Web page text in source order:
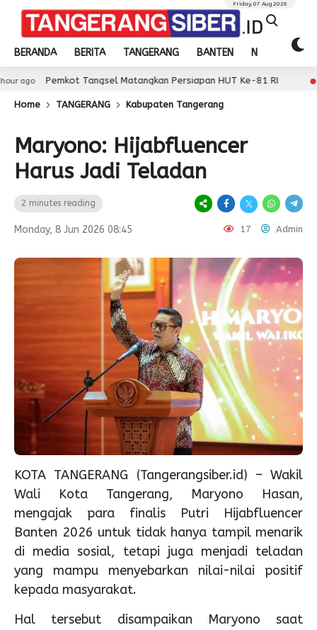
BERANDA BERITA TANGERANG BANTEN NASIONAL
Friday, 07 Aug 2026
Pemkot Tangsel Matangkan Persiapan HUT Ke-81 RI 17 hour
Home TANGERANG Kabupaten Tangerang
Maryono: Hijabfluencer
Harus Jadi Teladan
2 minutes reading
Monday, 8 Jun 2026 08:45 17 Admin
KOTA TANGERANG (Tangerangsiber.id) – Wakil
Wali Kota Tangerang, Maryono Hasan,
mengajak para finalis Putri Hijabfluencer
Banten 2026 untuk tidak hanya tampil menarik
di media sosial, tetapi juga menjadi teladan
yang mampu menyebarkan nilai-nilai positif
kepada masyarakat.
Hal tersebut disampaikan Maryono saat